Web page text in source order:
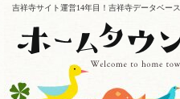
吉祥寺サイト運営14年目！吉祥寺データベー